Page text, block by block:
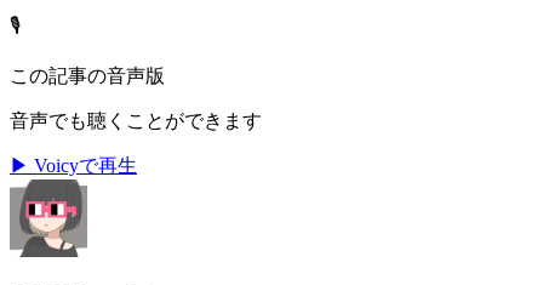
🎙️
この記事の音声版
音声でも聴くことができます
▶ Voicyで再生